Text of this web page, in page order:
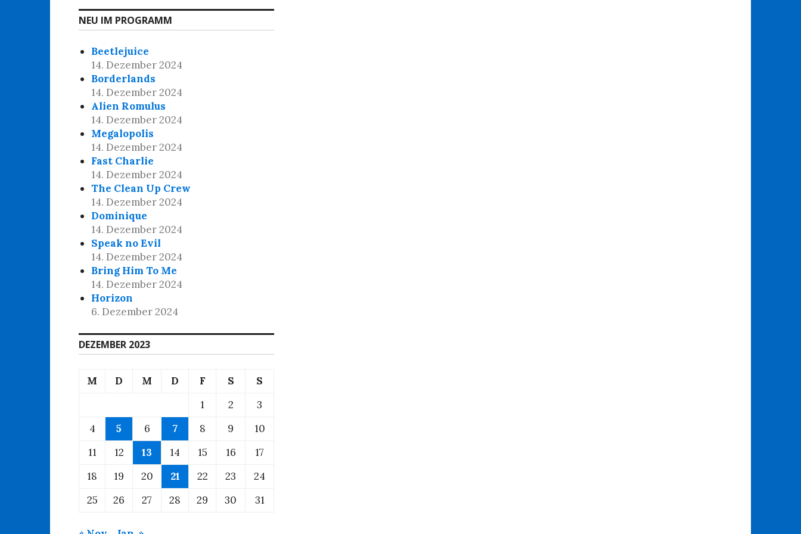
NEU IM PROGRAMM
Beetlejuice
14. Dezember 2024
Borderlands
14. Dezember 2024
Alien Romulus
14. Dezember 2024
Megalopolis
14. Dezember 2024
Fast Charlie
14. Dezember 2024
The Clean Up Crew
14. Dezember 2024
Dominique
14. Dezember 2024
Speak no Evil
14. Dezember 2024
Bring Him To Me
14. Dezember 2024
Horizon
6. Dezember 2024
DEZEMBER 2023
M D M D F S
S
1
2
3
4
5 6 7 8 9
10
11
12 13 14 15 16
17
18
19 20 21 22 23
24
25
26 27 28 29 30 31